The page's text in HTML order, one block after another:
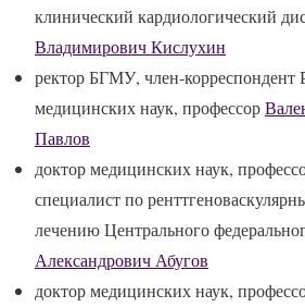
клинический кардиологический
Владимирович Кислухин
ректор БГМУ, член-корреспондент
медицинских наук, профессор
Павлов
доктор медицинских наук,
специалист по
лечению Центрального
Александрович Абугов
доктор медицинских наук,